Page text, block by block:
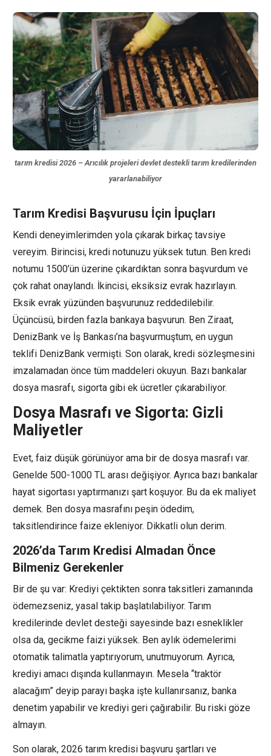
tarım kredisi 2026 – Arıcılık projeleri devlet destekli tarım kredilerinden
yararlanabiliyor
Tarım Kredisi Başvurusu İçin İpuçları
Kendi deneyimlerimden yola çıkarak birkaç tavsiye
vereyim. Birincisi, kredi notunuzu yüksek tutun. Ben kredi
notumu 1500’ün üzerine çıkardıktan sonra başvurdum ve
çok rahat onaylandı. İkincisi, eksiksiz evrak hazırlayın.
Eksik evrak yüzünden başvurunuz reddedilebilir.
Üçüncüsü, birden fazla bankaya başvurun. Ben Ziraat,
DenizBank ve İş Bankası’na başvurmuştum, en uygun
teklifi DenizBank vermişti. Son olarak, kredi sözleşmesini
imzalamadan önce tüm maddeleri okuyun. Bazı bankalar
dosya masrafı, sigorta gibi ek ücretler çıkarabiliyor.
Dosya Masrafı ve Sigorta: Gizli
Maliyetler
Evet, faiz düşük görünüyor ama bir de dosya masrafı var.
Genelde 500-1000 TL arası değişiyor. Ayrıca bazı bankalar
hayat sigortası yaptırmanızı şart koşuyor. Bu da ek maliyet
demek. Ben dosya masrafını peşin ödedim,
taksitlendirince faize ekleniyor. Dikkatli olun derim.
2026’da Tarım Kredisi Almadan Önce
Bilmeniz Gerekenler
Bir de şu var: Krediyi çektikten sonra taksitleri zamanında
ödemezseniz, yasal takip başlatılabiliyor. Tarım
kredilerinde devlet desteği sayesinde bazı esneklikler
olsa da, gecikme faizi yüksek. Ben aylık ödemelerimi
otomatik talimatla yaptırıyorum, unutmuyorum. Ayrıca,
krediyi amacı dışında kullanmayın. Mesela “traktör
alacağım” deyip parayı başka işte kullanırsanız, banka
denetim yapabilir ve krediyi geri çağırabilir. Bu riski göze
almayın.
Son olarak, 2026 tarım kredisi başvuru şartları ve